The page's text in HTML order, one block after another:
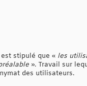
stipulé que « les
». Travail sur
des utilisateurs.